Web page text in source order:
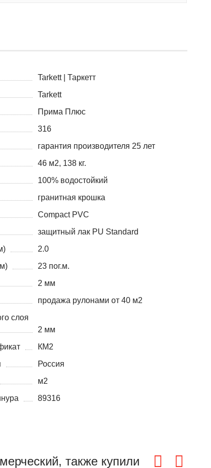
Tarkett | Таркетт
Tarkett
Прима Плюс
316
гарантия производителя 25 лет
46 м2, 138 кг.
100% водостойкий
гранитная крошка
Compact PVC
защитный лак PU Standard
2.0
23 пог.м.
2 мм
продажа рулонами от 40 м2
слоя
2 мм
КМ2
Россия
м2
89316
также купили